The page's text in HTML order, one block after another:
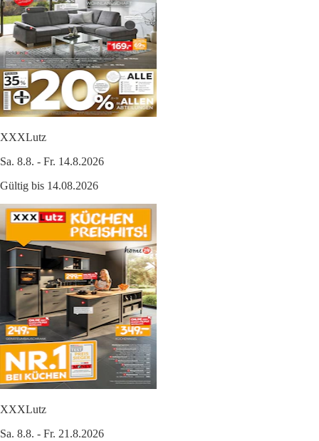
XXXLutz
Sa. 8.8. - Fr. 14.8.2026
Gültig bis 14.08.2026
XXXLutz
Sa. 8.8. - Fr. 21.8.2026